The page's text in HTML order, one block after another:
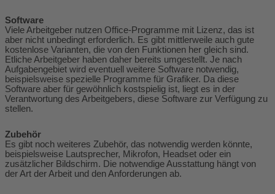
Software
Viele Arbeitgeber nutzen Office-Programme mit Lizenz, das ist
aber nicht unbedingt erforderlich. Es gibt mittlerweile auch gute
kostenlose Varianten, die von den Funktionen her gleich sind.
Etliche Arbeitgeber haben daher bereits umgestellt. Je nach
Aufgabengebiet wird eventuell weitere Software notwendig,
beispielsweise spezielle Programme für Grafiker. Da diese
Software aber für gewöhnlich kostspielig ist, liegt es in der
Verantwortung des Arbeitgebers, diese Software zur Verfügung zu
stellen.
Zubehör
Es gibt noch weiteres Zubehör, das notwendig werden könnte,
beispielsweise Lautsprecher, Mikrofon, Headset oder ein
zusätzlicher Bildschirm. Die notwendige Ausstattung hängt von
der Art der Arbeit und den Anforderungen ab.